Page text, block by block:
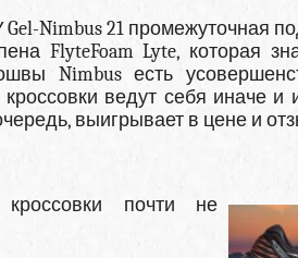
Nimbus 21 промежуточная
FlyteFoam Lyte, которая
Nimbus есть
ведут себя иначе
выигрывает в цене и
кроссовки почти не